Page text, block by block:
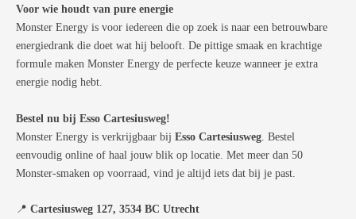
Voor wie houdt van pure energie
Monster Energy is voor iedereen die op zoek is naar een betrouwbare
energiedrank die doet wat hij belooft. De pittige smaak en krachtige
formule maken Monster Energy de perfecte keuze wanneer je extra
energie nodig hebt.
Bestel nu bij Esso Cartesiusweg!
Monster Energy is verkrijgbaar bij Esso Cartesiusweg . Bestel
eenvoudig online of haal jouw blik op locatie. Met meer dan 50
Monster-smaken op voorraad, vind je altijd iets dat bij je past.
📍 Cartesiusweg 127, 3534 BC Utrecht